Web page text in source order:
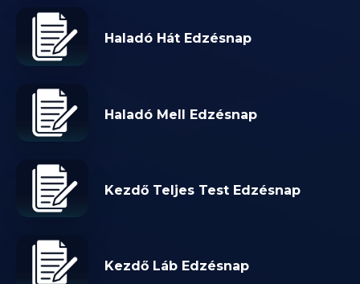
Haladó Hát Edzésnap
Haladó Mell Edzésnap
Kezdő Teljes Test Edzésnap
Kezdő Láb Edzésnap